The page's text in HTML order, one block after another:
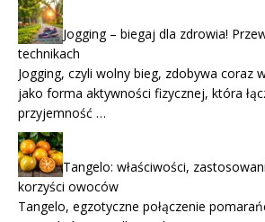
Jogging – biegaj dla zdrowia!
technikach
Jogging, czyli wolny bieg, zdobywa coraz
jako forma aktywności fizycznej, która
przyjemność …
Tangelo: właściwości,
korzyści owoców
Tangelo, egzotyczne połączenie